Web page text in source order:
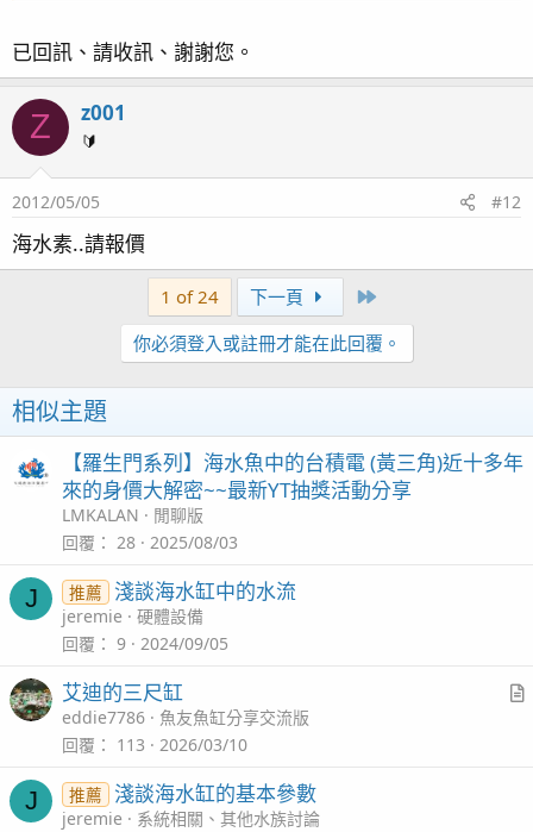
已回訊、請收訊、謝謝您。
Z z001
🔰
2012/05/05 #12
海水素..請報價
1 of 24 下一頁
你必須登入或註冊才能在此回覆。
相似主題
【羅生門系列】海水魚中的台積電 (黃三角)近十多年
來的身價大解密~~最新YT抽獎活動分享
LMKALAN
閒聊版
回覆
28 2025/08/03
J 推薦 淺談海水缸中的水流
jeremie
硬體設備
回覆
9 2024/09/05
艾迪的三尺缸
eddie7786
魚友魚缸分享交流版
回覆
113 2026/03/10
J 推薦 淺談海水缸的基本參數
jeremie
系統相關、其他水族討論